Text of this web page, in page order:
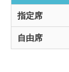
指定席
自由席